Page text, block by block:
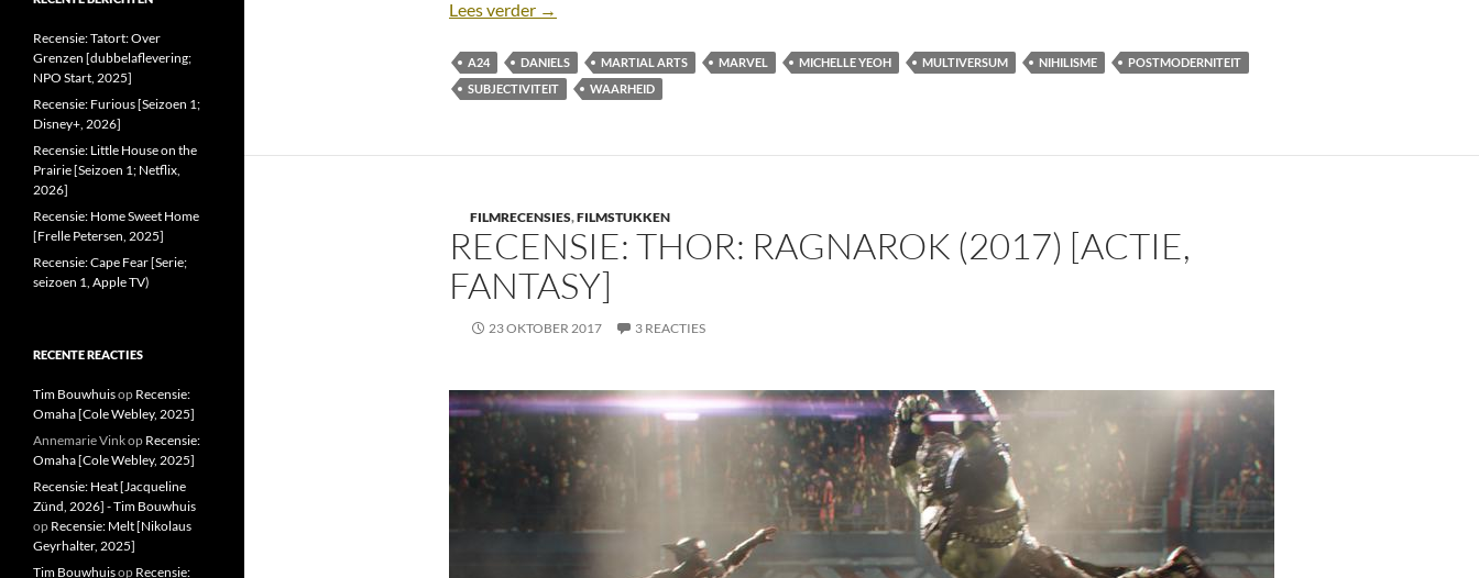
Lees verder Recensie: Everything Everywhere All At Once [Dan Kwan & Daniel Scheinert, 2022]
→
A24 DANIELS MARTIAL ARTS MARVEL MICHELLE YEOH MULTIVERSUM NIHILISME
POSTMODERNITEIT
SUBJECTIVITEIT
WAARHEID
FILMRECENSIES,FILMSTUKKEN
RECENSIE: THOR: RAGNAROK (2017) [ACTIE,
FANTASY]
23 OKTOBER 2017 3 REACTIES
Recensie: Tatort: Over
Grenzen [dubbelaflevering;
NPO Start, 2025]
Recensie: Furious [Seizoen 1;
Disney+, 2026]
Recensie: Little House on the
Prairie [Seizoen 1; Netflix,
2026]
Recensie: Home Sweet Home
[Frelle Petersen, 2025]
Recensie: Cape Fear [Serie;
seizoen 1, Apple TV)
RECENTE REACTIES
Tim Bouwhuisop Recensie:
Omaha [Cole Webley, 2025]
Annemarie Vinkop Recensie:
Omaha [Cole Webley, 2025]
Recensie: Heat [Jacqueline
Zünd, 2026] - Tim Bouwhuis
op Recensie: Melt [Nikolaus
Geyrhalter, 2025]
Tim Bouwhuisop Recensie: